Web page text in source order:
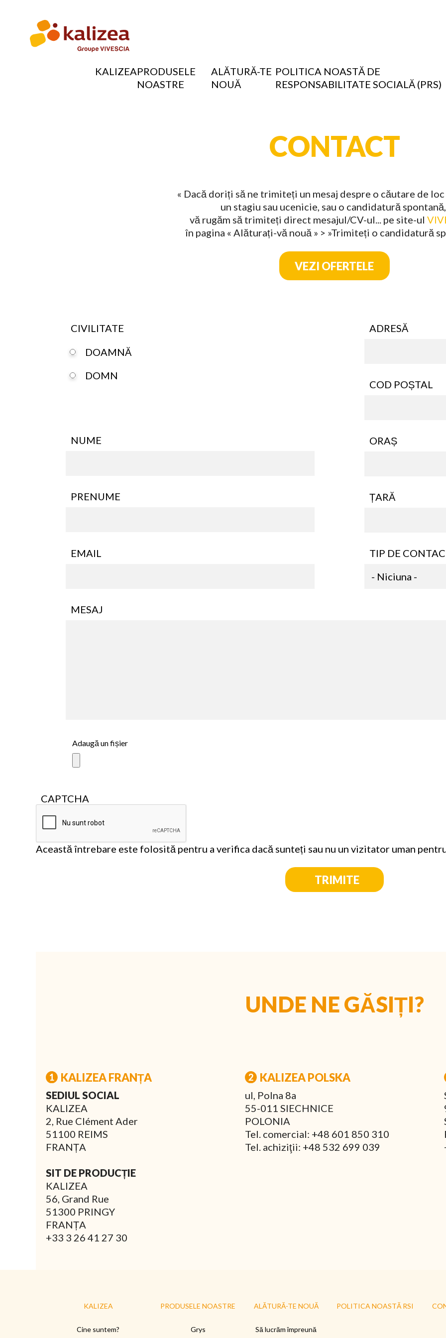
KALIZEAPRODUSELE
NOASTRE
ALĂTURĂ-TE
NOUĂ
POLITICA NOASTĂ DE
RESPONSABILITATE SOCIALĂ (PRS)
CONTACT
« Dacă doriți să ne trimiteți un mesaj despre o căutare de loc
un stagiu sau ucenicie, sau o candidatură
vă rugăm să trimiteți direct mesajul/CV-ul... pe site-ul
în pagina « Alăturați-vă nouă » > »Trimiteți o candidatură
VEZI OFERTELE
CIVILITATE
DOAMNĂ
DOMN
NUME
PRENUME
EMAIL
ADRESĂ
COD POȘTAL
ORAȘ
ȚARĂ
TIP DE
DE
MESAJ
Adaugă un fișier
CAPTCHA
Această întrebare este folosită pentru a verifica dacă sunteți sau nu un vizitator uman
UNDE NE GĂSIȚI?
KALIZEA FRANȚA
SEDIUL SOCIAL
KALIZEA
2, Rue Clément Ader
51100 REIMS
FRANȚA
SIT DE PRODUCȚIE
KALIZEA
56, Grand Rue
51300 PRINGY
FRANȚA
+33 3 26 41 27 30
KALIZEA POLSKA
ul, Polna 8a
55-011 SIECHNICE
POLONIA
Tel. comercial: +48 601 850 310
Tel. achiziţii: +48 532 699 039
KALIZEA
Cine suntem?
PRODUSELE NOASTRE
Grys
ALĂTURĂ-TE NOUĂ
Să lucrăm împreună
POLITICA NOASTĂ RSI